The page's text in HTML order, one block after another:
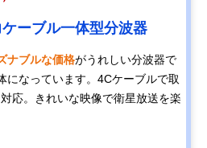
ーブル一体型分波器
ナブルな価格がうれしい分波器で
になっています。4Cケーブルで取
応。きれいな映像で衛星放送を楽